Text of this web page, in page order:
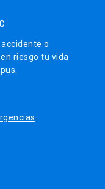
o
riesgo tu vida